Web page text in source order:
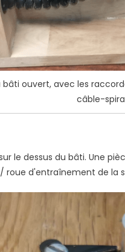
bâti ouvert, avec les
câble-
le dessus du bâti. Une
roue d'entraînement de la